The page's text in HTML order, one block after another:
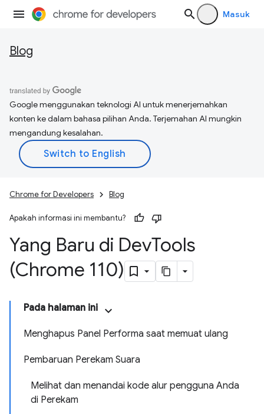
Masuk
Blog
Google menggunakan teknologi AI untuk menerjemahkan
konten ke dalam bahasa pilihan Anda. Terjemahan AI mungkin
mengandung kesalahan.
Chrome for Developers Blog
Apakah informasi ini membantu?
Yang Baru di DevTools
(Chrome 110)
Pada halaman ini
Menghapus Panel Performa saat memuat ulang
Pembaruan Perekam Suara
Melihat dan menandai kode alur pengguna Anda
di Perekam